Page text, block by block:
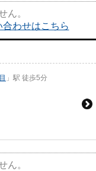
ん。
わせはこちら
」駅 徒歩5分
ん。